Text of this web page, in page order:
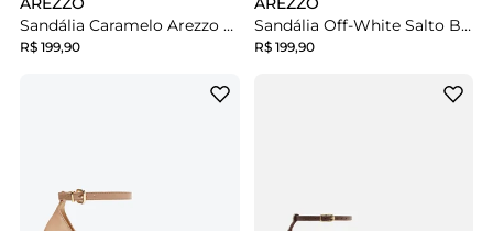
Sandália Caramelo Arezzo Salto Médio Bloco Tiras Fivela
R$ 199,90
Sandália Off-White Salto Bloco Panacota
R$ 199,90